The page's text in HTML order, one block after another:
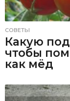
СОВЕТЫ
Какую
чтобы
как мёд